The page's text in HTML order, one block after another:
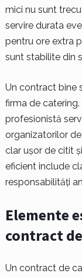
mici nu sunt
servire durata
pentru ore extra
sunt stabilite din
Un contract bine
firma de
profesionistă
organizatorilor
clar ușor de citit
eficient include
responsabilități
Elemente
contract
Un contract de